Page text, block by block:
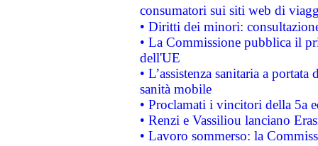
consumatori sui siti web di
• Diritti dei minori:
• La Commissione pubblica il
dell'UE
• L’assistenza sanitaria a
sanità mobile
• Proclamati i vincitori della 5a
• Renzi e Vassiliou lanciano
• Lavoro sommerso: la